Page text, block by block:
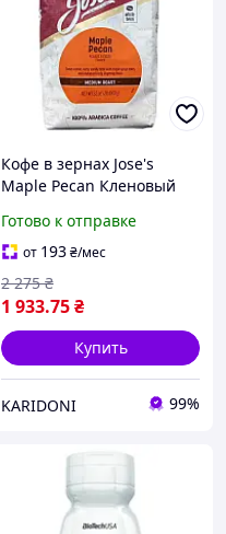
Кофе в зернах Jose's
Maple Pecan Кленовый
Арабика Средняя
обжарка 907 г
Готово к отправке
от 193₴/мес
1 933.75₴
2 275 ₴
Купить
KARIDONI 99%